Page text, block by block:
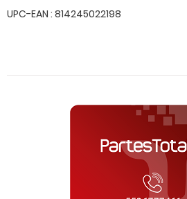
UPC-EAN : 814245022198